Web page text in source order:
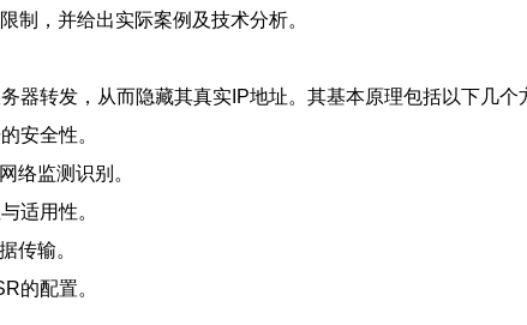
制，并给出实际案例及技术分析。
器转发，从而隐藏其真实IP地址。其基本原理包括以下几个
安全性。
络监测识别。
适用性。
传输。
的配置。